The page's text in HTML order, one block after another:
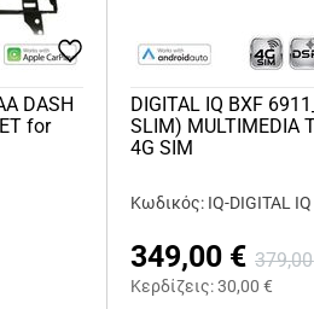
DASH
for
DIGITAL IQ BXF
SLIM) MULTIMEDIA
4G SIM
Κωδικός: IQ-DIGITAL
349,00 € 379,00
Κερδίζεις:30,00 €